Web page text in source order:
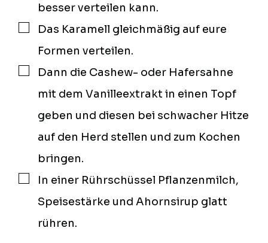
besser verteilen kann.
▢
Das Karamell gleichmäßig auf eure
Formen verteilen.
▢
Dann die Cashew- oder Hafersahne
mit dem Vanilleextrakt in einen Topf
geben und diesen bei schwacher Hitze
auf den Herd stellen und zum Kochen
bringen.
▢In einer Rührschüssel Pflanzenmilch,
Speisestärke und Ahornsirup glatt
rühren.